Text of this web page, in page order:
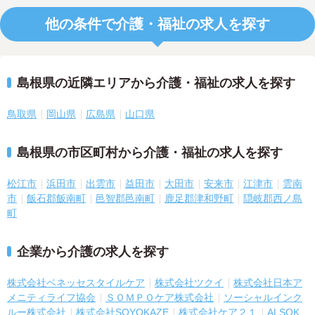
他の条件で介護・福祉の求人を探す
島根県の近隣エリアから介護・福祉の求人を探す
鳥取県 岡山県 広島県 山口県
島根県の市区町村から介護・福祉の求人を探す
松江市 浜田市 出雲市 益田市 大田市 安来市 江津市
雲南
市
飯石郡飯南町 邑智郡邑南町 鹿足郡津和野町
隠岐郡西ノ島
町
企業から介護の求人を探す
株式会社ベネッセスタイルケア 株式会社ツクイ
株式会社日本ア
メニティライフ協会
ＳＯＭＰＯケア株式会社
ソーシャルインク
ルー株式会社
株式会社SOYOKAZE 株式会社ケア２１ ALSOK